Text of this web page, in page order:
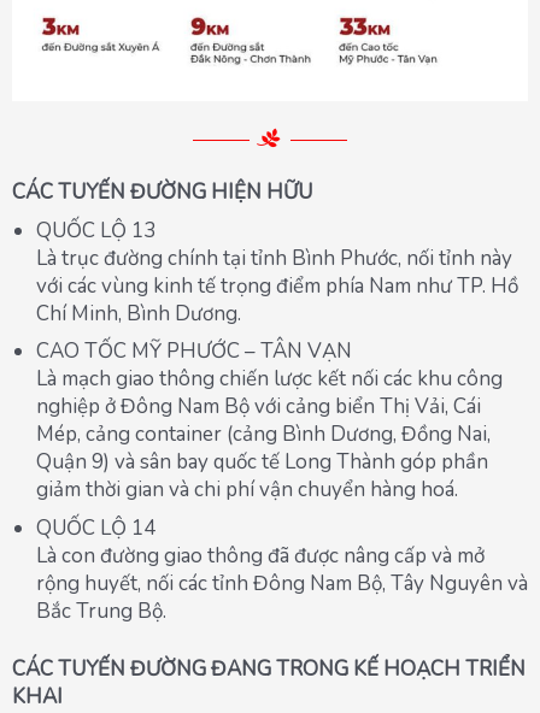
CÁC TUYẾN ĐƯỜNG HIỆN HỮU
QUỐC LỘ 13
Là trục đường chính tại tỉnh Bình Phước, nối tỉnh này
với các vùng kinh tế trọng điểm phía Nam như TP. Hồ
Chí Minh, Bình Dương.
CAO TỐC MỸ PHƯỚC – TÂN VẠN
Là mạch giao thông chiến lược kết nối các khu công
nghiệp ở Đông Nam Bộ với cảng biển Thị Vải, Cái
Mép, cảng container (cảng Bình Dương, Đồng Nai,
Quận 9) và sân bay quốc tế Long Thành góp phần
giảm thời gian và chi phí vận chuyển hàng hoá.
QUỐC LỘ 14
Là con đường giao thông đã được nâng cấp và mở
rộng huyết, nối các tỉnh Đông Nam Bộ, Tây Nguyên và
Bắc Trung Bộ.
CÁC TUYẾN ĐƯỜNGĐANG TRONG KẾ HOẠCH TRIỂN
KHAI